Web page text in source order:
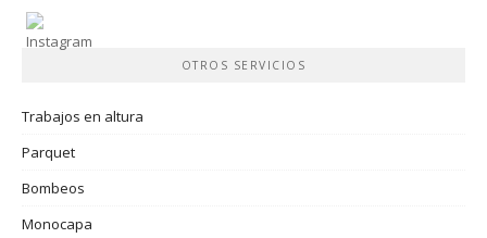
OTROS SERVICIOS
Trabajos en altura
Parquet
Bombeos
Monocapa